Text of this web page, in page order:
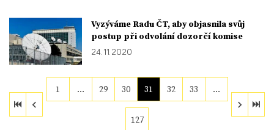
Vyzýváme Radu ČT, aby objasnila svůj
postup při odvolání dozorčí komise
24. 11. 2020
1 … 29 30 31 32 33 …
127